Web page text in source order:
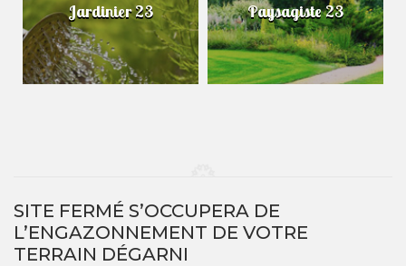
Jardinier 23 Paysagiste 23
SITE FERMÉ S’OCCUPERA DE
L’ENGAZONNEMENT DE VOTRE
TERRAIN DÉGARNI